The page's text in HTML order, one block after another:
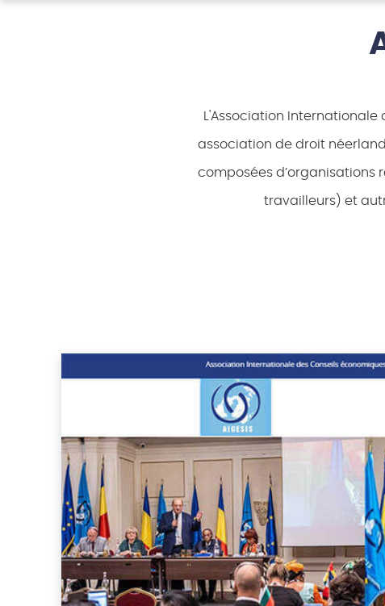
L'Association Internationale
association de droit
composées d’organisations
travailleurs) et